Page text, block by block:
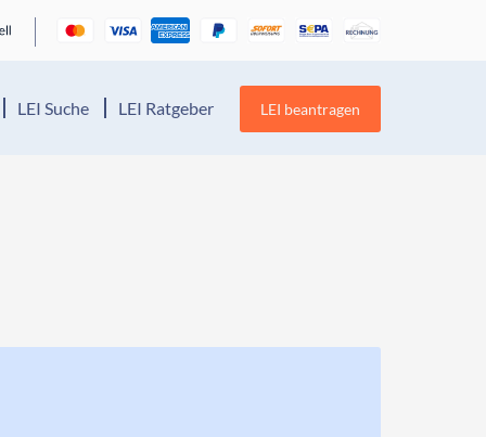
LEI Suche LEI Ratgeber LEI beantragen